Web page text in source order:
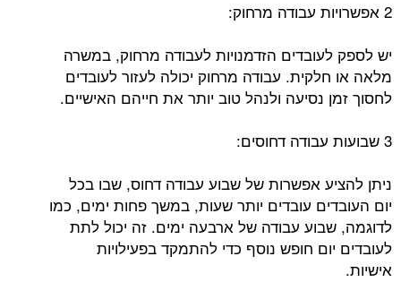
2 אפשרויות עבודה מרחוק:
יש לספק לעובדים הזדמנויות לעבודה מרחוק, במשרה
מלאה או חלקית. עבודה מרחוק יכולה לעזור לעובדים
לחסוך זמן נסיעה ולנהל טוב יותר את חייהם האישיים.
3 שבועות עבודה דחוסים:
ניתן להציע אפשרות של שבוע עבודה דחוס, שבו בכל
יום העובדים עובדים יותר שעות, במשך פחות ימים, כמו
לדוגמה, שבוע עבודה של ארבעה ימים. זה יכול לתת
לעובדים יום חופש נוסף כדי להתמקד בפעילויות
אישיות.